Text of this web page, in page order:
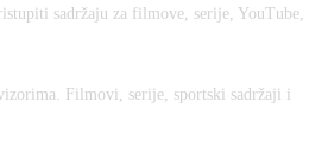
sadržaju za filmove, serije, YouTube,
Filmovi, serije, sportski sadržaji i